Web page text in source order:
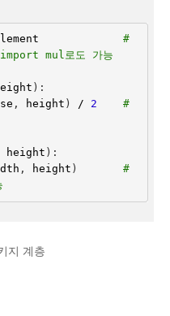
#
mul로도 가능
):
, height ) / 2
#
height ):
, height )
#
지 계층